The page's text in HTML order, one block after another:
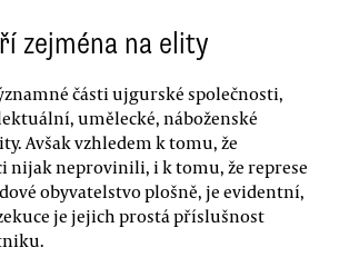
zejména na elity
části ujgurské společnosti,
umělecké, náboženské
Avšak vzhledem k tomu, že
nijak neprovinili, i k tomu, že represe
obyvatelstvo plošně, je evidentní,
je jejich prostá příslušnost